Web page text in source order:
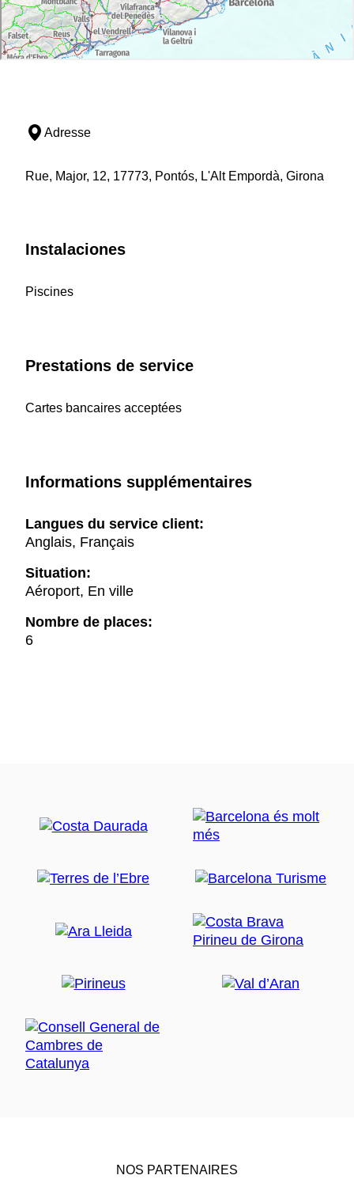
Adresse
Rue, Major, 12, 17773, Pontós, L'Alt Empordà, Girona
Instalaciones
Piscines
Prestations de service
Cartes bancaires acceptées
Informations supplémentaires
Langues du service client:
Anglais, Français
Situation:
Aéroport, En ville
Nombre de places:
6
NOS PARTENAIRES